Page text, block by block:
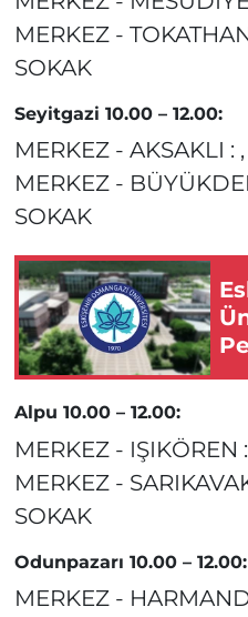
MERKEZ -
SOKAK
Seyitgazi 10.00 – 12.00:
MERKEZ - AKSAKLI :
MERKEZ -
SOKAK
Alpu 10.00 – 12.00:
MERKEZ - IŞIKÖREN
MERKEZ -
SOKAK
Odunpazarı 10.00 – 12.00:
MERKEZ -